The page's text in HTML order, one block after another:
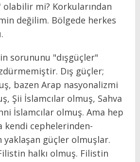
mi? Korkularından
değilim. Bölgede herkes
sorununu "dışgüçler"
Dış güçler;
bazen Arap nasyonalizmi
Şii İslamcılar olmuş, Sahva
İslamcılar olmuş. Ama hep
kendi cephelerinden-
güçler olmuşlar.
halkı olmuş. Filistin